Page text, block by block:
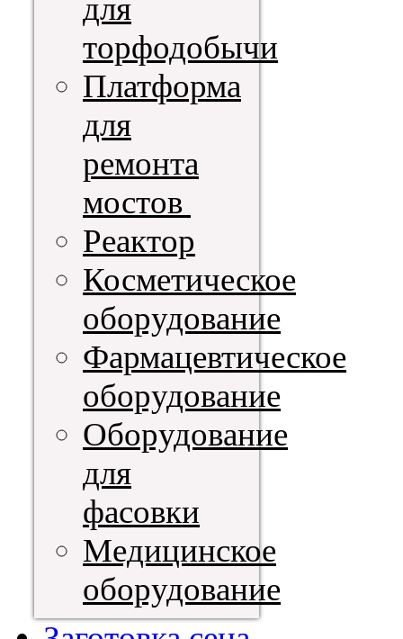
для
торфодобычи
Платформа
для
ремонта
мостов
Реактор
Косметическое
оборудование
Фармацевтическое
оборудование
Оборудование
для
фасовки
Медицинское
оборудование